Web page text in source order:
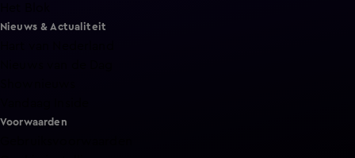
Nieuws & Actualiteit
Voorwaarden